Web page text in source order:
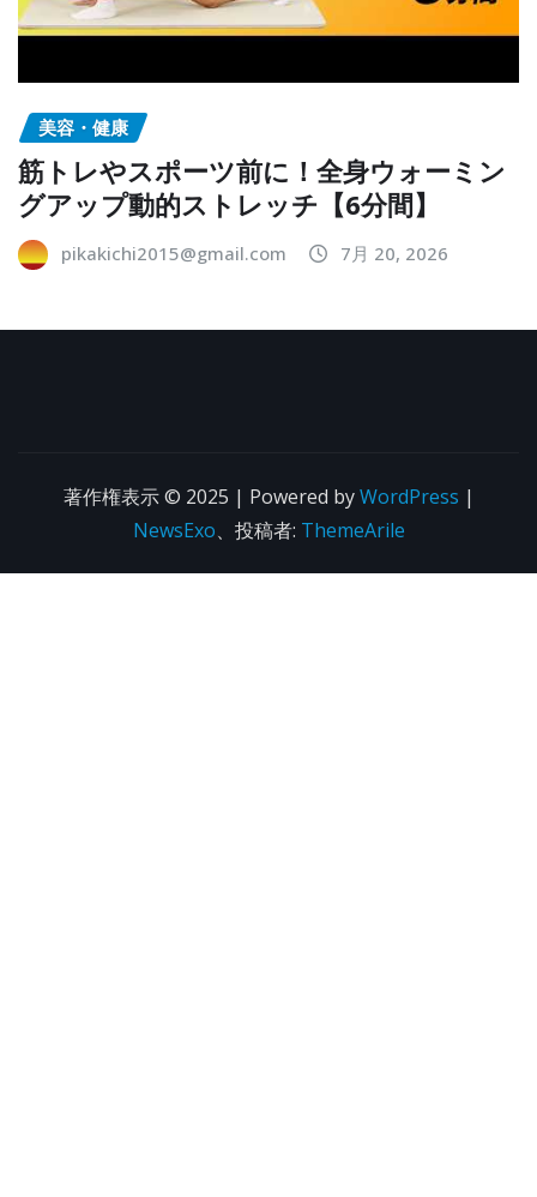
美容・健康
筋トレやスポーツ前に！全身ウォーミン
グアップ動的ストレッチ【6分間】
pikakichi2015@gmail.com 7月 20, 2026
著作権表示 © 2025 | Powered byWordPress |
NewsExo、投稿者: ThemeArile